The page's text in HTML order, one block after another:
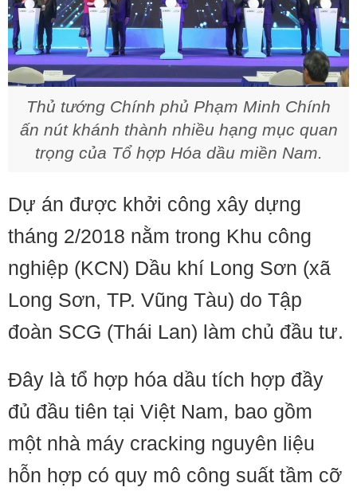
Thủ tướng Chính phủ Phạm Minh Chính
ấn nút khánh thành nhiều hạng mục quan
trọng của Tổ hợp Hóa dầu miền Nam.
Dự án được khởi công xây dựng
tháng 2/2018 nằm trong Khu công
nghiệp (KCN) Dầu khí Long Sơn (xã
Long Sơn, TP. Vũng Tàu) do Tập
đoàn SCG (Thái Lan) làm chủ đầu tư.
Đây là tổ hợp hóa dầu tích hợp đầy
đủ đầu tiên tại Việt Nam, bao gồm
một nhà máy cracking nguyên liệu
hỗn hợp có quy mô công suất tầm cỡ